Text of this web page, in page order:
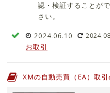
認・検証することが
さい。
2024.06.10
お取引
XMの自動売買（EA）取